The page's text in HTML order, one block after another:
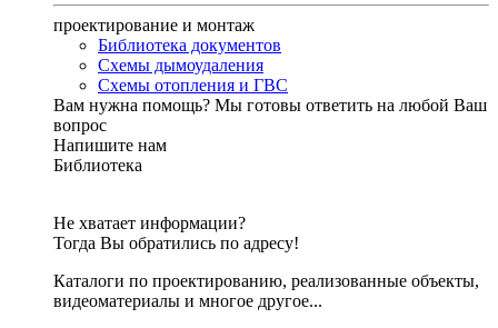
проектирование и монтаж
Библиотека документов
Схемы дымоудаления
Схемы отопления и ГВС
Вам нужна помощь? Мы готовы ответить на любой Ваш
вопрос
Напишите нам
Библиотека
Не хватает информации?
Тогда Вы обратились по адресу!
Каталоги по проектированию, реализованные объекты,
видеоматериалы и многое другое...